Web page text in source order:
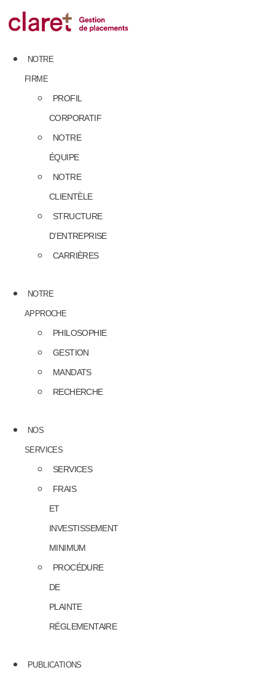
to
content
NOTRE
FIRME
PROFIL
CORPORATIF
NOTRE
ÉQUIPE
NOTRE
CLIENTÈLE
STRUCTURE
D’ENTREPRISE
CARRIÈRES
NOTRE
APPROCHE
PHILOSOPHIE
GESTION
MANDATS
RECHERCHE
NOS
SERVICES
SERVICES
FRAIS
ET
INVESTISSEMENT
MINIMUM
PROCÉDURE
DE
PLAINTE
RÉGLEMENTAIRE
PUBLICATIONS